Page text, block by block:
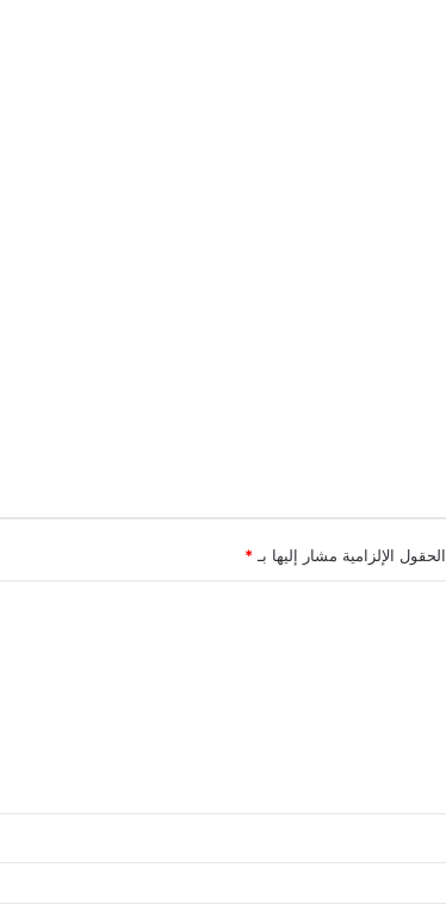
الحقول الإلزامية مشار إليها بـ *